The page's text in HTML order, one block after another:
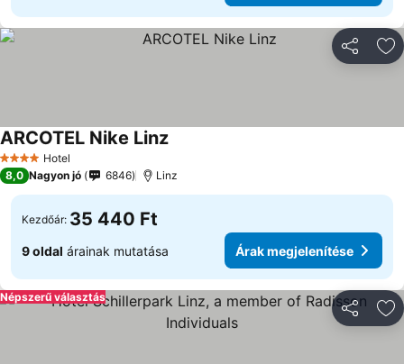
4 KategóriaHotel
ARCOTEL Nike Linz
8,0 Nagyon jó 6846 Linz
Kezdőár: 35 440 Ft
9 oldal árainak mutatása Árak megjelenítése
Népszerű választás